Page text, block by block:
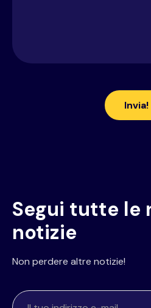
Segui tutte le
notizie
Non perdere altre notizie!